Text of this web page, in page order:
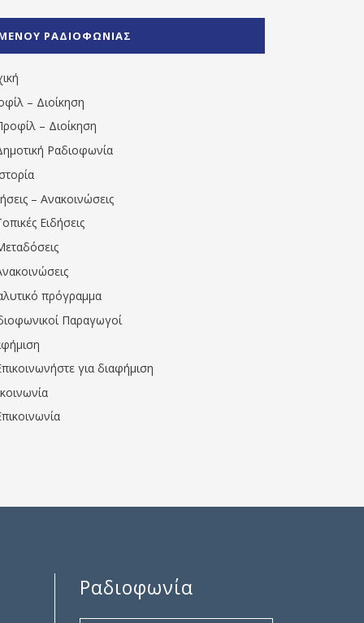
1531194763766854/" artist="" ]
ΡΑΔΙΟΦΩΝΙΑΣ
– Διοίκηση
– Διοίκηση
Ραδιοφωνία
– Ανακοινώσεις
Ειδήσεις
πρόγραμμα
Παραγωγοί
για διαφήμιση
Ραδιοφωνία